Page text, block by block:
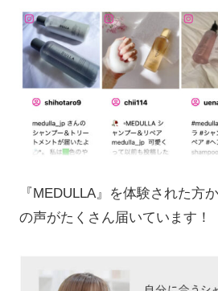
『MEDULLA』を体験された方か
の声がたくさん届いています！